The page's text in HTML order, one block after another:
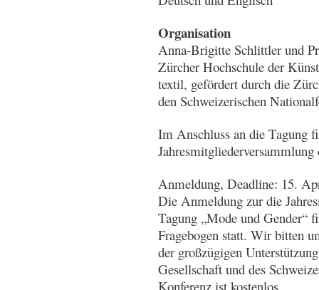
Organisation
Anna-Brigitte Schlittler und
Zürcher Hochschule der
textil, gefördert durch die
den Schweizerischen
Im Anschluss an die Tagung
Anmeldung, Deadline: 15.
Die Anmeldung zur die
Tagung „Mode und
Fragebogen statt. Wir bitten
der großzügigen
Gesellschaft und des
Konferenz ist kostenlos.